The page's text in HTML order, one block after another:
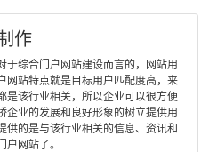
作
于综合门户网站建设而言的，网站用
网站特点就是目标用户匹配度高，来
是该行业相关，所以企业可以很方便
企业的发展和良好形象的树立提供用
供的是与该行业相关的信息、资讯和
网站了。